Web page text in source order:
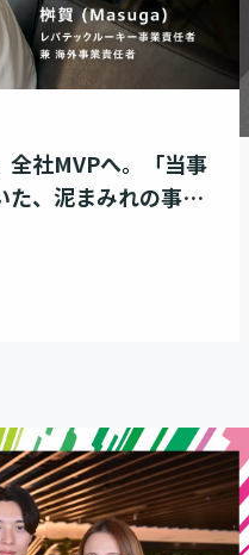
全社MVPへ。「当事
た、泥まみれの事業